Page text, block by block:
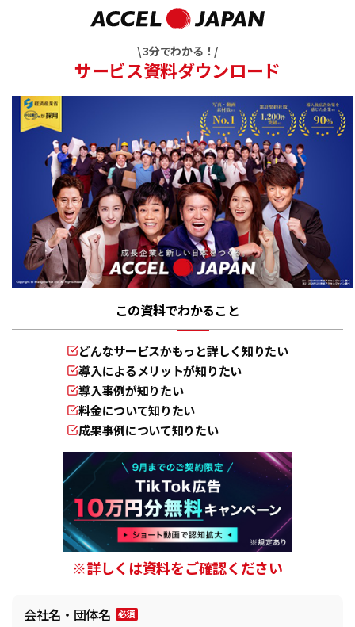
\ 3分でわかる！/
サービス資料ダウンロード
この資料でわかること
どんなサービスかもっと詳しく知りたい
導入によるメリットが知りたい
導入事例が知りたい
料金について知りたい
成果事例について知りたい
※詳しくは資料をご確認ください
会社名・団体名